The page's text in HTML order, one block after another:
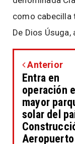
como cabecilla
De Dios Úsuga,
Anterior
Entra en
operación el
mayor
solar del
Aeropuerto